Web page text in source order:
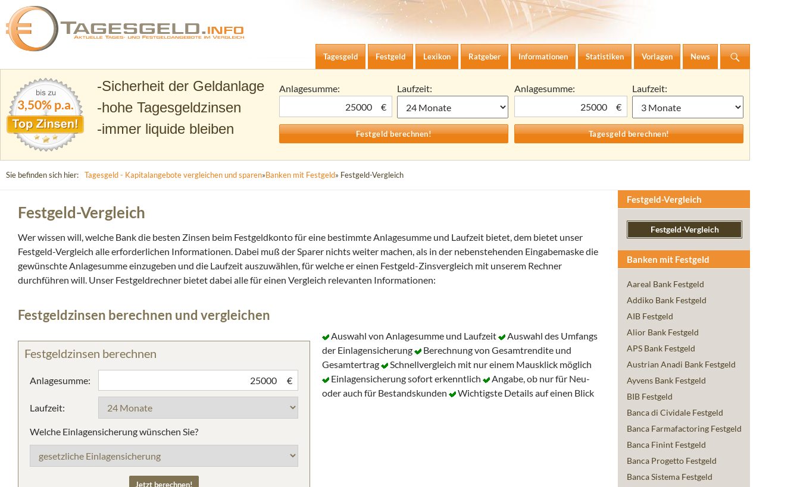
Tagesgeld.info – Tagesgeldkonten vergleichen und Tagesgeld-Zinsen berechnen
Zum Inhalt springen
Tagesgeld
Festgeld Lexikon Ratgeber Informationen Statistiken Vorlagen News
3,50% p.a.
Sicherheit der Geldanlage
hohe Tagesgeldzinsen
immer liquide bleiben
Anlagesumme:
€
Laufzeit:
Anlagesumme:
€
Laufzeit:
Sie befinden sich hier: Tagesgeld - Kapitalangebote vergleichen und sparen»Banken mit Festgeld» Festgeld-Vergleich
Festgeld-Vergleich
Wer wissen will, welche Bank die besten Zinsen beim Festgeldkonto für eine bestimmte Anlagesumme und Laufzeit bietet, dem bietet unser
Festgeld-Vergleich alle erforderlichen Informationen. Dabei muß der Sparer nichts weiter machen, als in der nebenstehenden Eingabemaske die
gewünschte Anlagesumme einzugeben und die Laufzeit auszuwählen, für welche er einen Festgeld-Zinsvergleich mit unserem Rechner
durchführen will. Unser Festgeldrechner bietet dabei alle für einen Vergleich relevanten Informationen:
Festgeldzinsen berechnen und vergleichen
Festgeldzinsen berechnen
Anlagesumme: €
Laufzeit:
Welche Einlagensicherung wünschen Sie?
Auswahl von Anlagesumme und Laufzeit
Auswahl des Umfangs
der Einlagensicherung
Berechnung von Gesamtrendite und
Gesamtertrag
Schnellvergleich mit nur einem Mausklick möglich
Einlagensicherung sofort erkenntlich
Angabe, ob nur für Neu-
oder auch für Bestandskunden
Wichtigste Details auf einen Blick
Festgeld-Vergleich
Festgeld-Vergleich
Banken mit Festgeld
Aareal Bank Festgeld
Addiko Bank Festgeld
AIB Festgeld
Alior Bank Festgeld
APS Bank Festgeld
Austrian Anadi Bank Festgeld
Ayvens Bank Festgeld
BIB Festgeld
Banca di Cividale Festgeld
Banca Farmafactoring Festgeld
Banca Finint Festgeld
Banca Progetto Festgeld
Banca Sistema Festgeld